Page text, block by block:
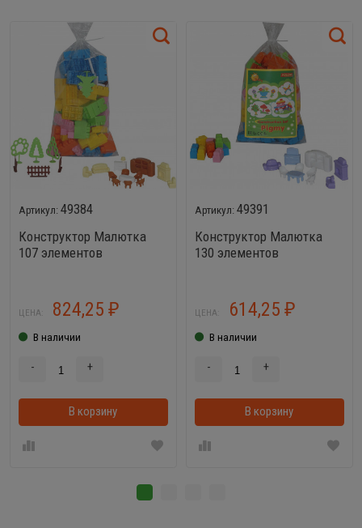
49384
Конструктор Малютка
107 элементов
ЦЕНА: 824,25 ₽
В наличии
- +
В корзину В корзинке
49391
Конструктор Малютка
130 элементов
ЦЕНА: 614,25 ₽
В наличии
- +
В корзину